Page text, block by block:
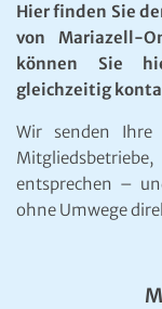
Hier finden Sie
von Mariazell-
können Sie
gleichzeitig
Wir senden Ihre
entsprechen –
ohne Umwege